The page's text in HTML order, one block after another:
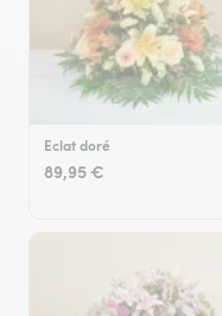
Eclat doré
89,95 €